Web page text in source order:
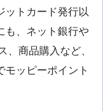
ットカード発行以
も、ネット銀行や
、商品購入など、
モッピーポイント